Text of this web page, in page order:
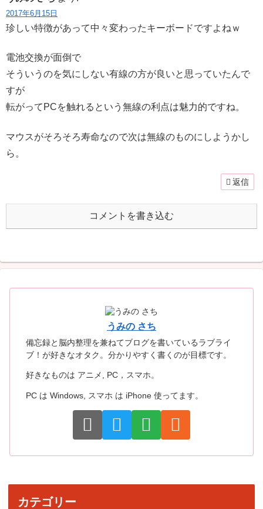
2017年6月15日
珍しい特徴があって中々変わったキーボードですよねｗ
電池交換が面倒で
そういうのを気にしない有線の方が良いと思っていたんで
すが
転がってPCを触れるという無線の利点は魅力的ですね。
マウスがそろそろ寿命なので次は無線のものにしようかし
ら。
返信
コメントを書き込む
うみの さち
備忘録と脳内整理を兼ねてブログを書いているラブライ
ブ！が好きなオタク。分かりやすく書くのが目標です。
好きなものは アニメ, PC，スマホ。
PC は Windows, スマホ は iPhone 使ってます。
カテゴリー